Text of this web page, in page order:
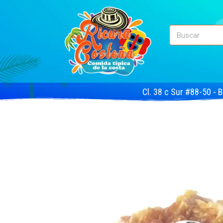
Cl. 38 c Sur #88-50 -